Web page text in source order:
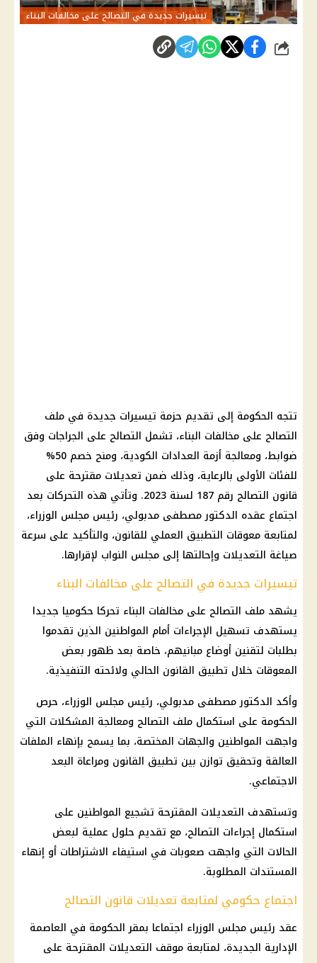
تيسيرات جديدة في التصالح على مخالفات البناء
شارك
تتجه الحكومة إلى تقديم حزمة تيسيرات جديدة في ملف
التصالح على مخالفات البناء، تشمل التصالح على الجراجات وفق
ضوابط، ومعالجة أزمة العدادات الكودية، ومنح خصم 50%
للفئات الأولى بالرعاية، وذلك ضمن تعديلات مقترحة على
قانون التصالح رقم 187 لسنة 2023. وتأتي هذه التحركات بعد
اجتماع عقده الدكتور مصطفى مدبولي، رئيس مجلس الوزراء،
لمتابعة معوقات التطبيق العملي للقانون، والتأكيد على سرعة
صياغة التعديلات وإحالتها إلى مجلس النواب لإقرارها.
تيسيرات جديدة في التصالح على مخالفات البناء
يشهد ملف التصالح على مخالفات البناء تحركا حكوميا جديدا
يستهدف تسهيل الإجراءات أمام المواطنين الذين تقدموا
بطلبات لتقنين أوضاع مبانيهم، خاصة بعد ظهور بعض
المعوقات خلال تطبيق القانون الحالي ولائحته التنفيذية.
وأكد الدكتور مصطفى مدبولي، رئيس مجلس الوزراء، حرص
الحكومة على استكمال ملف التصالح ومعالجة المشكلات التي
واجهت المواطنين والجهات المختصة، بما يسمح بإنهاء الملفات
العالقة وتحقيق توازن بين تطبيق القانون ومراعاة البعد
الاجتماعي.
وتستهدف التعديلات المقترحة تشجيع المواطنين على
استكمال إجراءات التصالح، مع تقديم حلول عملية لبعض
الحالات التي واجهت صعوبات في استيفاء الاشتراطات أو إنهاء
المستندات المطلوبة.
اجتماع حكومي لمتابعة تعديلات قانون التصالح
عقد رئيس مجلس الوزراء اجتماعا بمقر الحكومة في العاصمة
الإدارية الجديدة، لمتابعة موقف التعديلات المقترحة على